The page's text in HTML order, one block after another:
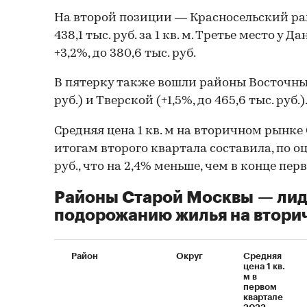
На второй позиции — Красносельский
438,1 тыс. руб. за 1 кв. м. Третье место у
+3,2%, до 380,6 тыс. руб.
В пятерку также вошли районы
руб.) и Тверской (+1,5%, до 465,6 тыс. руб.).
Средняя цена 1 кв. м на вторичном
итогам второго квартала составила, по
руб., что на 2,4% меньше, чем в конце
Районы Старой Москвы —
подорожанию жилья на
Район Округ
Средняя
цена 1 кв.
м в
первом
квартале